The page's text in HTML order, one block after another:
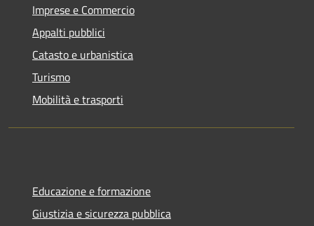
Imprese e Commercio
Appalti pubblici
Catasto e urbanistica
Turismo
Mobilità e trasporti
Educazione e formazione
Giustizia e sicurezza pubblica